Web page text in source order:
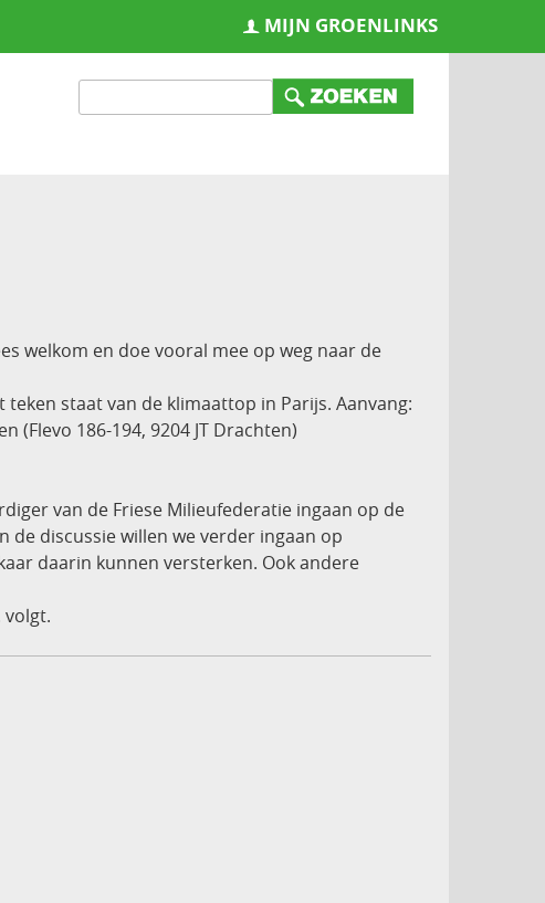
MIJN GROENLINKS
welkom en doe vooral mee op weg naar de
staat van de klimaattop in Parijs. Aanvang:
(Flevo 186-194, 9204 JT Drachten)
van de Friese Milieufederatie ingaan op de
de discussie willen we verder ingaan op
daarin kunnen versterken. Ook andere
volgt.